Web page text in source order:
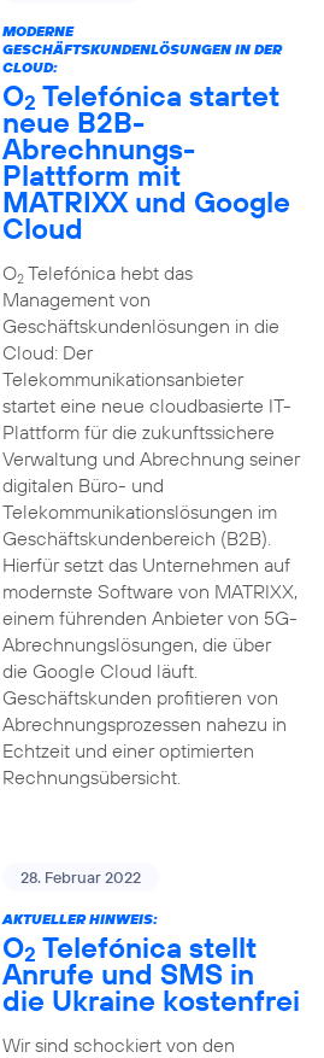
MODERNE
GESCHÄFTSKUNDENLÖSUNGEN IN DER
CLOUD:
O2 Telefónica startet
neue B2B-
Abrechnungs-
Plattform mit
MATRIXX und Google
Cloud
O2Telefónica hebt das
Management von
Geschäftskundenlösungen in die
Cloud: Der
Telekommunikationsanbieter
startet eine neue cloudbasierte IT-
Plattform für die zukunftssichere
Verwaltung und Abrechnung seiner
digitalen Büro- und
Telekommunikationslösungen im
Geschäftskundenbereich (B2B).
Hierfür setzt das Unternehmen auf
modernste Software von MATRIXX,
einem führenden Anbieter von 5G-
Abrechnungslösungen, die über
die Google Cloud läuft.
Geschäftskunden profitieren von
Abrechnungsprozessen nahezu in
Echtzeit und einer optimierten
Rechnungsübersicht.
28. Februar 2022
AKTUELLER HINWEIS:
O2 Telefónica stellt
Anrufe und SMS in
die Ukraine kostenfrei
Wir sind schockiert von den